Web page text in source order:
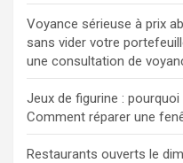
Voyance sérieuse à prix
sans vider votre
une consultation de
Jeux de figurine :
Comment réparer une
Restaurants ouverts le